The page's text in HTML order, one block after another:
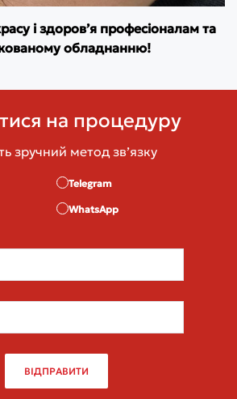
і здоров’я професіоналам та
обладнанню!
на процедуру
зручний метод звʼязку
Telegram
WhatsApp
ВІДПРАВИТИ